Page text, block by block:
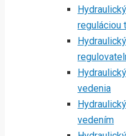
reguláciou
vedenia
vedením